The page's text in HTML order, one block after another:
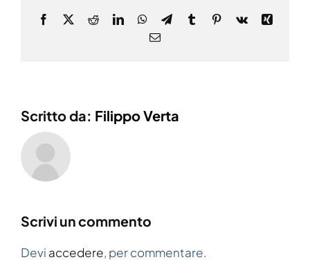
Facebook
X RedditLinkedInWhatsApp
TelegramTumblrPinterest
Vk
Xing
Email
Scritto da: Filippo Verta
Scrivi un commento
Devi accedere, per commentare.